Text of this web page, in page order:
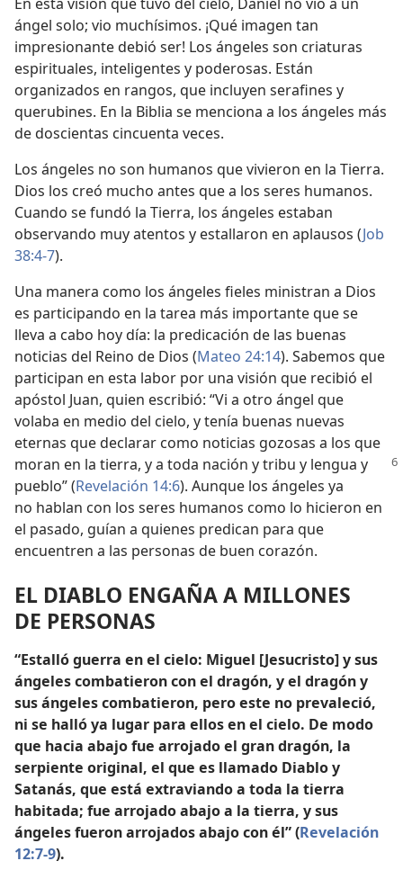
ángel solo; vio muchísimos. ¡Qué imagen tan
impresionante debió ser! Los ángeles son criaturas
espirituales, inteligentes y poderosas. Están
organizados en rangos, que incluyen serafines y
querubines. En la Biblia se menciona a los ángeles más
de doscientas cincuenta veces.
Los ángeles no son humanos que vivieron en la Tierra.
Dios los creó mucho antes que a los seres humanos.
Cuando se fundó la Tierra, los ángeles estaban
observando muy atentos y estallaron en aplausos (Job
38:4-7).
Una manera como los ángeles fieles ministran a Dios
es participando en la tarea más importante que se
lleva a cabo hoy día: la predicación de las buenas
noticias del Reino de Dios (Mateo 24:14). Sabemos que
participan en esta labor por una visión que recibió el
apóstol Juan, quien escribió: “Vi a otro ángel que
volaba en medio del cielo, y tenía buenas nuevas
eternas que declarar como noticias gozosas a los que
moran en la tierra, y a toda nación y tribu y lengua y
pueblo” (Revelación 14:6). Aunque los ángeles ya
no hablan con los seres humanos como lo hicieron en
el pasado, guían a quienes predican para que
encuentren a las personas de buen corazón.
EL DIABLO ENGAÑA A MILLONES
DE PERSONAS
“Estalló guerra en el cielo: Miguel [Jesucristo] y sus
ángeles combatieron con el dragón, y el dragón y
sus ángeles combatieron, pero este no prevaleció,
ni se halló ya lugar para ellos en el cielo. De modo
que hacia abajo fue arrojado el gran dragón, la
serpiente original, el que es llamado Diablo y
Satanás, que está extraviando a toda la tierra
habitada; fue arrojado abajo a la tierra, y sus
ángeles fueron arrojados abajo con él” (Revelación
12:7-9).